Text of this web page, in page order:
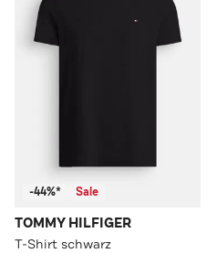
-44%* Sale
TOMMY HILFIGER
T-Shirt schwarz